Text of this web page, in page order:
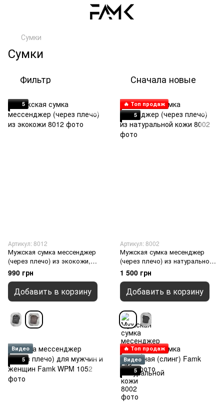
Сумки
Сумки
Фильтр Сначала новые
5
Артикул: 8012
Мужская сумка мессенджер
(через плечо) из экокожи,
Коричневый
990 грн
Добавить в корзину
🔥 Топ продаж
5
Артикул: 8002
Мужская сумка месенджер
(через плечо) из натуральной
кожи, Коричневый
1 500 грн
Добавить в корзину
Видео
5
🔥 Топ продаж
Видео
5